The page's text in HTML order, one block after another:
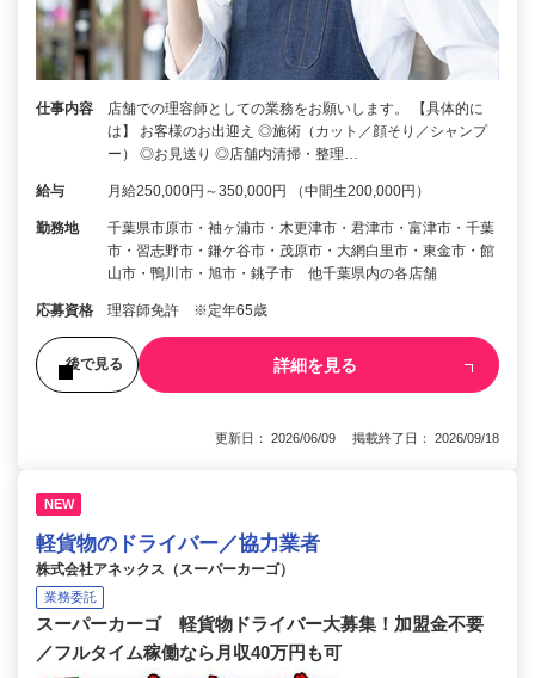
仕事内容
店舗での理容師としての業務をお願いします。 【具体的に
は】 お客様のお出迎え ◎施術（カット／顔そり／シャンプ
ー） ◎お見送り ◎店舗内清掃・整理…
給与 月給250,000円～350,000円 （中間生200,000円）
勤務地
千葉県市原市・袖ヶ浦市・木更津市・君津市・富津市・千葉
市・習志野市・鎌ケ谷市・茂原市・大網白里市・東金市・館
山市・鴨川市・旭市・銚子市 他千葉県内の各店舗
応募資格 理容師免許 ※定年65歳
後で見る 詳細を見る
更新日： 2026/06/09 掲載終了日： 2026/09/18
NEW
軽貨物のドライバー／協力業者
株式会社アネックス（スーパーカーゴ）
業務委託
スーパーカーゴ 軽貨物ドライバー大募集！加盟金不要
／フルタイム稼働なら月収40万円も可